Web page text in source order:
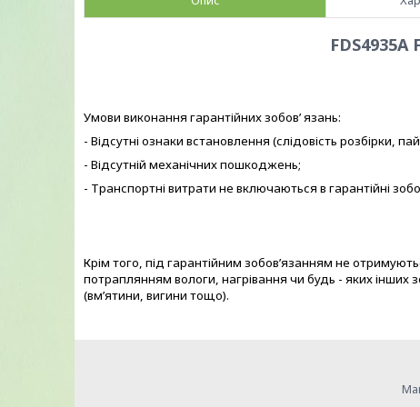
FDS4935A
Умови виконання гарантійних зобов’ язань:
- Відсутні ознаки встановлення (слідовість розбірки,
- Відсутній механічних пошкоджень;
- Транспортні витрати не включаються в гарантійні
Крім того, під гарантійним зобов’язанням не
потраплянням вологи, нагрівання чи будь - яких інших
(вм’ятини, вигини тощо).